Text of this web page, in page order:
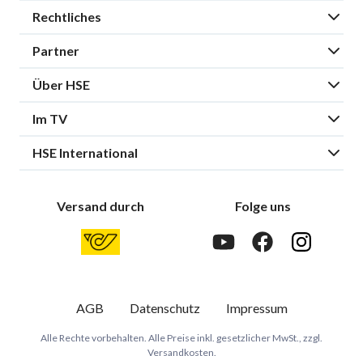
Rechtliches
Partner
Über HSE
Im TV
HSE International
Versand durch Folge uns
AGB Datenschutz Impressum
Alle Rechte vorbehalten. Alle Preise inkl. gesetzlicher MwSt., zzgl.
Versandkosten.